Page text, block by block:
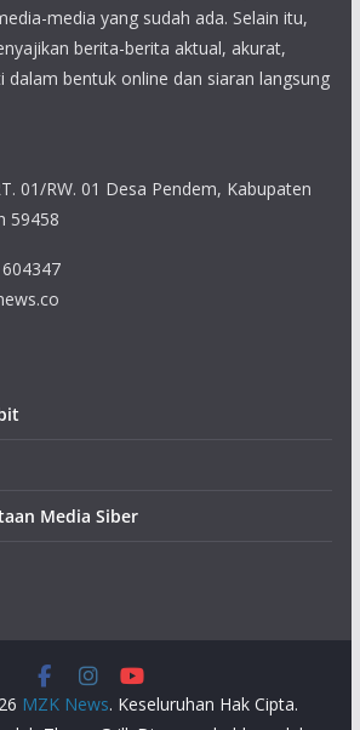
media yang sudah ada. Selain itu,
berita-berita aktual, akurat,
dalam bentuk online dan siaran langsung
01/RW. 01 Desa Pendem, Kabupaten
59458
Media Siber
MZK News. Keseluruhan Hak Cipta.